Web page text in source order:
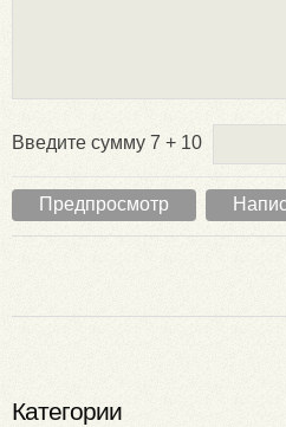
Введите сумму 7 + 10
Категории